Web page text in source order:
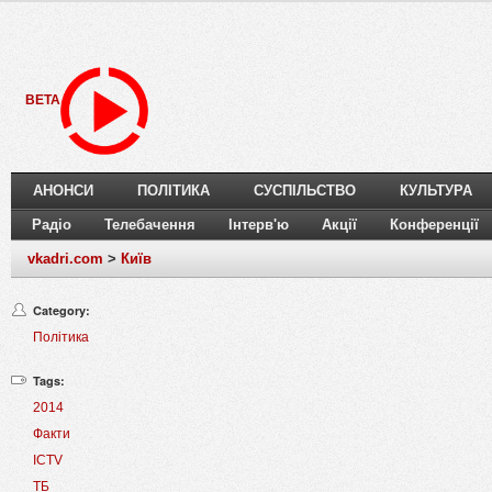
BETA
АНОНСИ ПОЛІТИКА СУСПІЛЬСТВО КУЛЬТУРА
Радіо Телебачення Інтерв'ю Акції Конференції
vkadri.com > Київ
Category:
Політика
Tags:
2014
Факти
ICTV
ТБ